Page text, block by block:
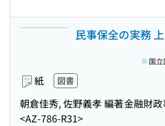
民事保全の実務
紙 図書
朝倉佳秀, 佐野義孝 編著金融財
<AZ-786-R31>
国